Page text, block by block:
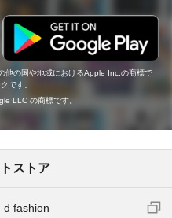
他の国や地域におけるApple Inc.の商標で
です。
LLC の商標です。
ストア
d fashion